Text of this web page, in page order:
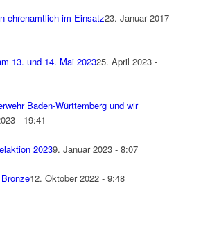
ehrenamtlich im Einsatz23. Januar 2017 -
13. und 14. Mai 202325. April 2023 -
Baden-Württemberg und wir
- 19:41
20239. Januar 2023 - 8:07
12. Oktober 2022 - 9:48